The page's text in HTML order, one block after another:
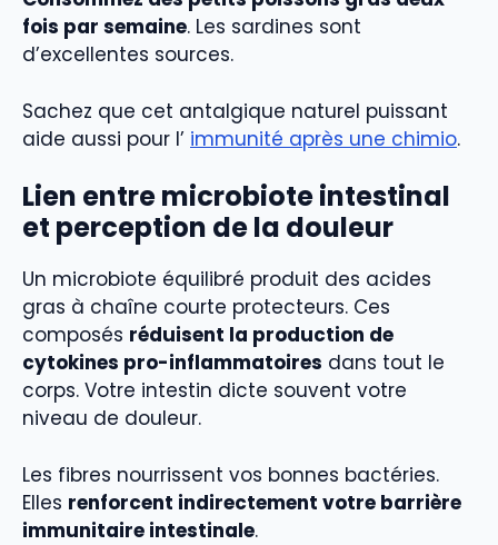
fois par semaine. Les sardines sont
d’excellentes sources.
Sachez que cet antalgique naturel puissant
aide aussi pour l’ immunité après une chimio.
Lien entre microbiote intestinal
et perception de la douleur
Un microbiote équilibré produit des acides
gras à chaîne courte protecteurs. Ces
composés réduisent la production de
cytokines pro-inflammatoires dans tout le
corps. Votre intestin dicte souvent votre
niveau de douleur.
Les fibres nourrissent vos bonnes bactéries.
Elles renforcent indirectement votre barrière
immunitaire intestinale.